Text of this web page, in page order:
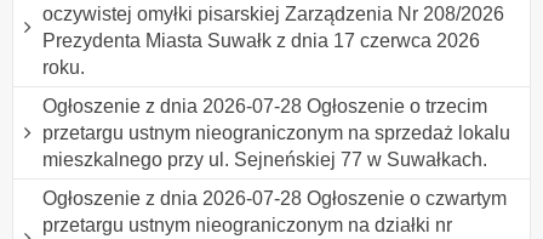
oczywistej omyłki pisarskiej Zarządzenia Nr 208/2026
Prezydenta Miasta Suwałk z dnia 17 czerwca 2026
roku.
Ogłoszenie z dnia 2026-07-28 Ogłoszenie o trzecim
przetargu ustnym nieograniczonym na sprzedaż lokalu
mieszkalnego przy ul. Sejneńskiej 77 w Suwałkach.
Ogłoszenie z dnia 2026-07-28 Ogłoszenie o czwartym
przetargu ustnym nieograniczonym na działki nr